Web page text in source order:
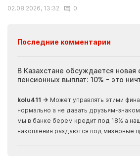
02.08.2026, 13:32
0
Последние комментарии
В Казахстане обсуждается новая
пенсионных выплат: 10% - это
kolu411 → Может управлять этими
нормально а не давать друзьям-
мы в банке берем кредит под 18% а
накопления раздаются под мизерные